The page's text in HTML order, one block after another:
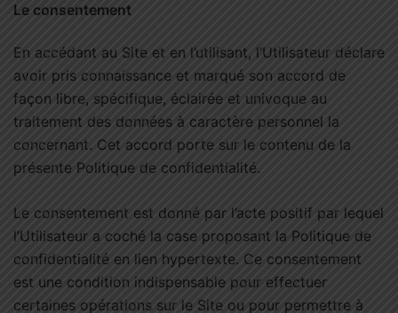
Le consentement
En accédant au Site et en l’utilisant, l’Utilisateur déclare
avoir pris connaissance et marqué son accord de
façon libre, spécifique, éclairée et univoque au
traitement des données à caractère personnel la
concernant. Cet accord porte sur le contenu de la
présente Politique de confidentialité.
Le consentement est donné par l’acte positif par lequel
l’Utilisateur a coché la case proposant la Politique de
confidentialité en lien hypertexte. Ce consentement
est une condition indispensable pour effectuer
certaines opérations sur le Site ou pour permettre à